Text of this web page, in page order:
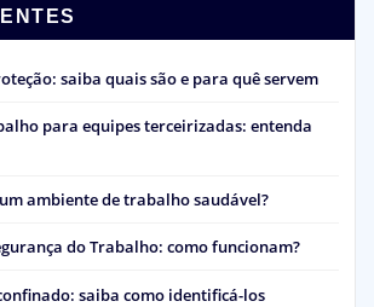
saiba quais são e para quê servem
para equipes terceirizadas: entenda
ambiente de trabalho saudável?
do Trabalho: como funcionam?
saiba como identificá-los